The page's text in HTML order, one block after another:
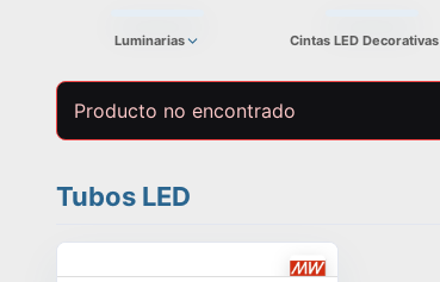
Luminarias Cintas LED Decorativas
Producto no encontrado
Tubos LED